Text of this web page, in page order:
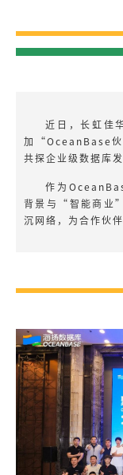
近日，长虹佳
加“OceanBase伙
共探企业级数据库发
作为
背景与“智能商业
沉网络，为合作伙